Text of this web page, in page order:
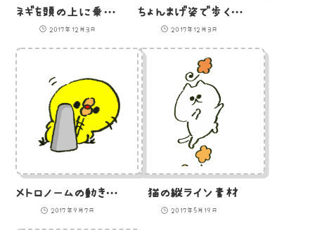
ネギを頭の上に乗せて歩くひよこのイラスト
2017年12月3日
ちょんまげ姿で歩くひよこのイラスト
2017年12月3日
メトロノームの動きに合わせて自然と体が動いてしまうひよこのイラスト
2017年9月7日
猫の縦ライン素材
2017年5月19日